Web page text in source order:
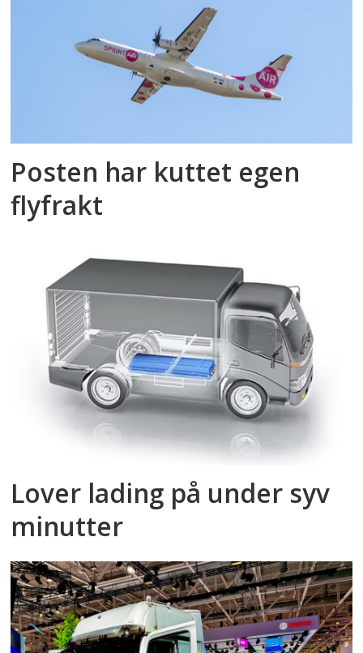
Posten har kuttet egen
flyfrakt
Lover lading på under syv
minutter